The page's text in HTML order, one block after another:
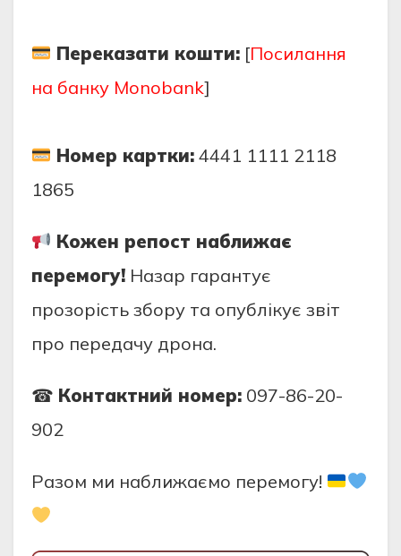
Переказати кошти:[Посилання
на банку Monobank]
Номер картки:4441 1111 2118
1865
Кожен репост наближає
перемогу! Назар гарантує
прозорість збору та опублікує звіт
про передачу дрона.
☎ Контактний номер: 097-86-20-
902
Разом ми наближаємо перемогу!